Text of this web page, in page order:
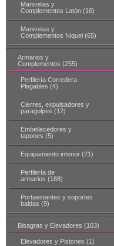
Manivelas y
Complementos Latón (16)
Manivelas y
Complementos Niquel (65)
Armarios y
Complementos (255)
Perfilería Corredera
Plegables (4)
Cierres, expulsadores y
paragolpes (12)
Embellecedores y
tapones (5)
Equipamiento interior (21)
Perfilería de
armarios (188)
Portaestantes y soportes
baldas (9)
Bisagras y Elevadores (103)
Elevadores y Pistones (1)